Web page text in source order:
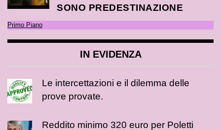
SONO PREDESTINAZIONE
Primo Piano
IN EVIDENZA
Le intercettazioni e il dilemma delle
prove provate.
Reddito minimo 320 euro per Poletti